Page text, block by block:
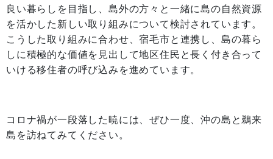
良い暮らしを目指し、島外の方々と一緒に島の自然資源
を活かした新しい取り組みについて検討されています。
こうした取り組みに合わせ、宿毛市と連携し、島の暮ら
しに積極的な価値を見出して地区住民と長く付き合って
いける移住者の呼び込みを進めています。
コロナ禍が一段落した暁には、ぜひ一度、沖の島と鵜来
島を訪ねてみてください。